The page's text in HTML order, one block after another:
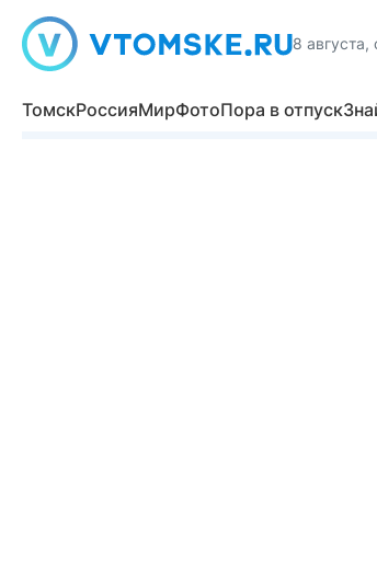
8 августа,
ТомскРоссияМирФотоПора в отпуск